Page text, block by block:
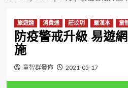
旅遊趣 消費通 莊玟玥 嚴漢本 童
防疫警戒升級 易遊
施
童智群發佈 2021-05-17